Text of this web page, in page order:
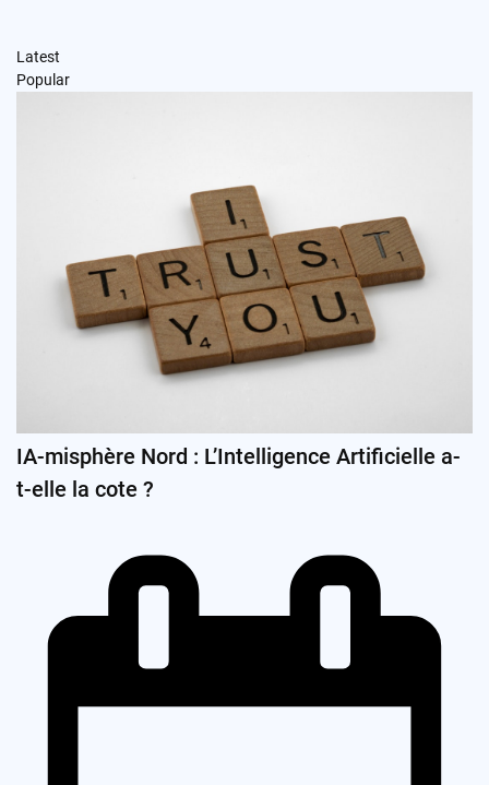
Latest
Popular
IA-misphère Nord : L’Intelligence Artificielle a-
t-elle la cote ?